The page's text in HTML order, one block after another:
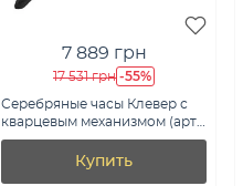
7 889 грн
17 531 грн -55%
Серебряные часы Клевер с
кварцевым механизмом (арт.
7526/342чч)
Купить